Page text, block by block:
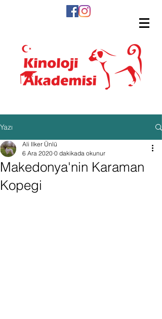
Yazı
Makedonya'nin Karaman
Kopegi
Ali Ilker Ünlü
6 Ara 2020 0 dakikada okunur